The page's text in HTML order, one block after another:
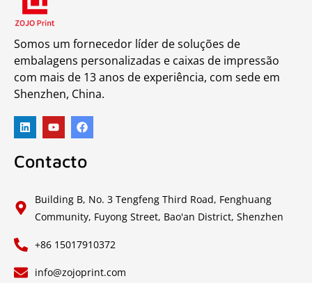
Somos um fornecedor líder de soluções de
embalagens personalizadas e caixas de impressão
com mais de 13 anos de experiência, com sede em
Shenzhen, China.
Contacto
Building B, No. 3 Tengfeng Third Road, Fenghuang
Community, Fuyong Street, Bao'an District, Shenzhen
+86 15017910372
info@zojoprint.com